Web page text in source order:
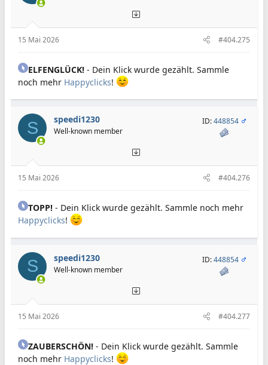
15 Mai 2026 #404.275
ELFENGLÜCK! - Dein Klick wurde gezählt. Sammle
noch mehr Happyclicks!
S speedi1230
Well-known member
ID:448854
15 Mai 2026 #404.276
TOPP! - Dein Klick wurde gezählt. Sammle noch mehr
Happyclicks!
S speedi1230
Well-known member
ID:448854
15 Mai 2026 #404.277
ZAUBERSCHÖN! - Dein Klick wurde gezählt. Sammle
noch mehr Happyclicks!